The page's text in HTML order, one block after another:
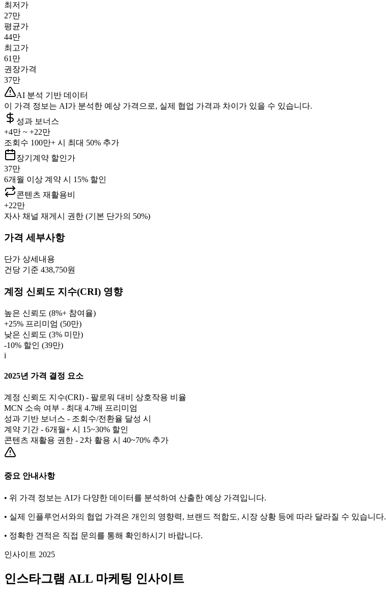
최저가
27만
평균가
44만
최고가
61만
권장가격
37만
AI 분석 기반 데이터
이 가격 정보는 AI가 분석한 예상 가격으로, 실제 협업 가격과 차이가 있을 수 있습니다.
성과 보너스
+4만 ~ +22만
조회수 100만+ 시 최대 50% 추가
장기계약 할인가
37만
6개월 이상 계약 시 15% 할인
콘텐츠 재활용비
+22만
자사 채널 재게시 권한 (기본 단가의 50%)
가격 세부사항
단가 상세내용
건당 기준 438,750원
계정 신뢰도 지수(CRI) 영향
높은 신뢰도 (8%+ 참여율)
+25% 프리미엄 (50만)
낮은 신뢰도 (3% 미만)
-10% 할인 (39만)
i
2025년 가격 결정 요소
계정 신뢰도 지수(CRI) - 팔로워 대비 상호작용 비율
MCN 소속 여부 - 최대 4.7배 프리미엄
성과 기반 보너스 - 조회수/전환율 달성 시
계약 기간 - 6개월+ 시 15~30% 할인
콘텐츠 재활용 권한 - 2차 활용 시 40~70% 추가
중요 안내사항
• 위 가격 정보는 AI가 다양한 데이터를 분석하여 산출한 예상 가격입니다.
• 실제 인플루언서와의 협업 가격은 개인의 영향력, 브랜드 적합도, 시장 상황 등에 따라 달라질 수 있습니다.
• 정확한 견적은 직접 문의를 통해 확인하시기 바랍니다.
인사이트 2025
인스타그램 ALL 마케팅 인사이트